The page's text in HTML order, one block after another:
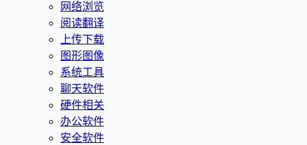
网络浏览
阅读翻译
上传下载
图形图像
系统工具
聊天软件
硬件相关
办公软件
安全软件